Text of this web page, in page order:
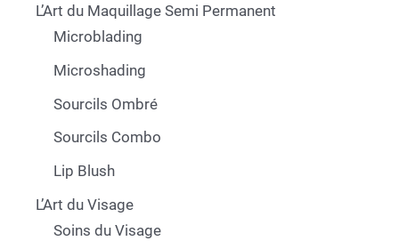
L’Art du Maquillage Semi Permanent
Microblading
Microshading
Sourcils Ombré
Sourcils Combo
Lip Blush
L’Art du Visage
Soins du Visage